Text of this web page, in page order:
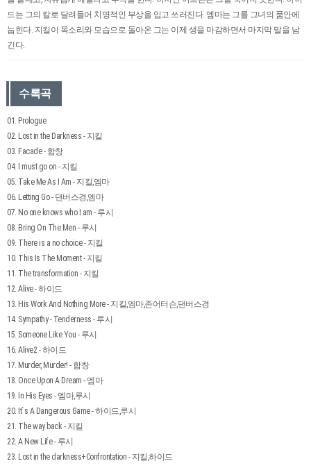
드는 그의 칼로 달려들어 치명적인 부상을 입고 쓰러진다. 엠마는 그를 그녀의 품안에
눕힌다. 지킬이 목소리와 모습으로 돌아온 그는 이제 생을 마감하면서 마지막 말을 남
긴다.
수록곡
01. Prologue
02. Lost in the Darkness - 지킬
03. Facade - 합창
04. I must go on - 지킬
05. Take Me As I Am - 지킬,엠마
06. Letting Go - 댄버스경,엠마
07. No one knows who I am - 루시
08. Bring On The Men - 루시
09. There is a no choice - 지킬
10. This Is The Moment - 지킬
11. The transformation - 지킬
12. Alive - 하이드
13. His Work And Nothing More - 지킬,엠마,존어터슨,댄버스경
14. Sympathy - Tenderness - 루시
15. Someone Like You - 루시
16. Alive2 - 하이드
17. Murder, Murder! - 합창
18. Once Upon A Dream - 엠마
19. In His Eyes - 엠마,루시
20. It`s A Dangerous Game - 하이드,루시
21. The way back - 지킬
22. A New Life - 루시
23. Lost in the darkness+Confrontation - 지킬,하이드